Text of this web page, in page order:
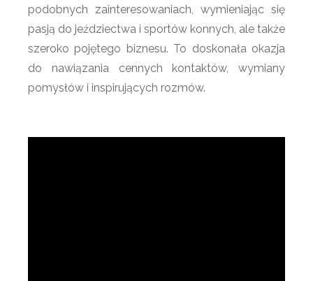
podobnych zainteresowaniach, wymieniając się
pasją do jeździectwa i sportów konnych, ale także
szeroko pojętego biznesu. To doskonała okazja
do nawiązania cennych kontaktów, wymiany
pomysłów i inspirujących rozmów.